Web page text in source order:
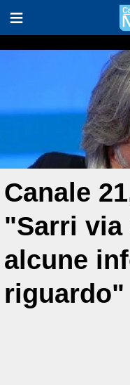
Canale
"Sarri via
alcune
riguardo"